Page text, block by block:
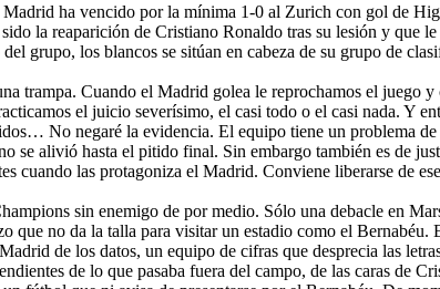
ha vencido por la mínima 1-0 al Zurich con gol de
la reaparición de Cristiano Ronaldo tras su lesión y que
grupo, los blancos se sitúan en cabeza de su grupo de
trampa. Cuando el Madrid golea le reprochamos el juego
el juicio severísimo, el casi todo o el casi nada. Y
No negaré la evidencia. El equipo tiene un problema
alivió hasta el pitido final. Sin embargo también es de
cuando las protagoniza el Madrid. Conviene liberarse de
sin enemigo de por medio. Sólo una debacle en
que no da la talla para visitar un estadio como el
de los datos, un equipo de cifras que desprecia las
de lo que pasaba fuera del campo, de las caras de